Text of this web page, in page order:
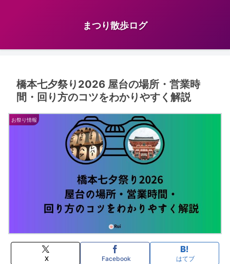
まつり散歩ログ
橋本七夕祭り2026 屋台の場所・営業時
間・回り方のコツをわかりやすく解説
お祭り情報
X Facebook はてブ